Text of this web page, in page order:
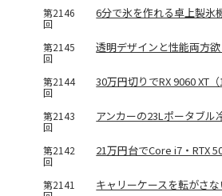
第2146
回
6分で氷を作れる卓上製氷
第2145
回
透明デザインと性能両方
第2144
回
30万円切りでRX 9060 XT
第2143
回
アンカーの23Lポータブ
第2142
回
21万円台でCore i7・RTX
第2141
キャリーケースを転がさ